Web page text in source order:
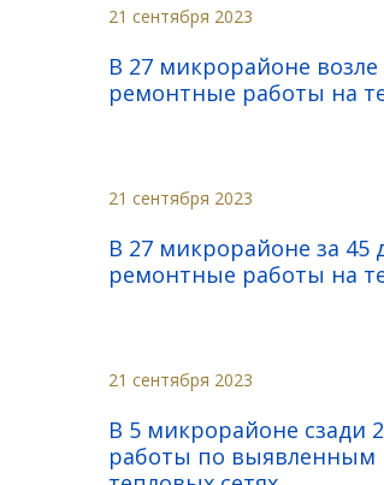
21 сентября 2023
В 27 микрорайоне
ремонтные работы на
21 сентября 2023
В 27 микрорайоне за
ремонтные работы на
21 сентября 2023
В 5 микрорайоне сзади
работы по выявленным